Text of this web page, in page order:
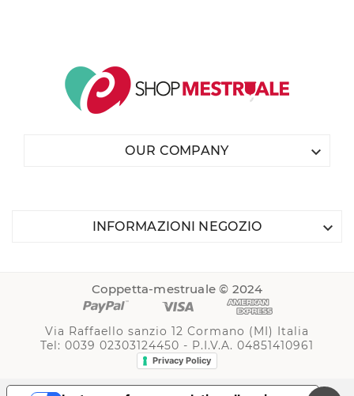
OUR COMPANY 
INFORMAZIONI NEGOZIO 
Coppetta-mestruale © 2024
Via Raffaello sanzio 12 Cormano (MI) Italia
Tel: 0039 02303124450 - P.I.V.A. 04851410961
Privacy Policy